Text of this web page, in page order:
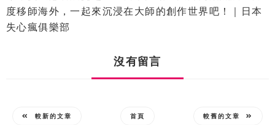
度移師海外，一起來沉浸在大師的創作世界吧！｜日本
失心瘋俱樂部
沒有留言
較新的文章 首頁 較舊的文章